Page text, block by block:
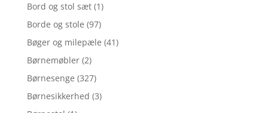
Bord og stol sæt (1)
Borde og stole (97)
Bøger og milepæle (41)
Børnemøbler (2)
Børnesenge (327)
Børnesikkerhed (3)